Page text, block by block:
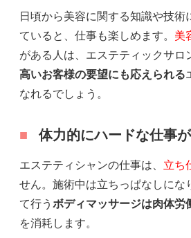
日頃から美容に関する知識や技術
ていると、仕事も楽しめます。 美
がある人は、エステティックサロ
高いお客様の要望にも応えられる
なれるでしょう。
体力的にハードな仕事
エステティシャンの仕事は、 立ち
せん。施術中は立ちっぱなしにな
て行う ボディマッサージは肉体労
を消耗します。